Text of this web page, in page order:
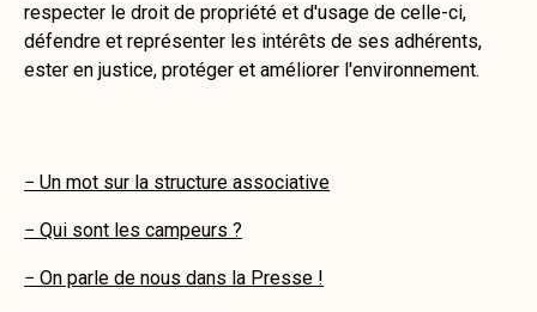
respecter le droit de propriété et d'usage de celle-ci,
défendre et représenter les intérêts de ses adhérents,
ester en justice, protéger et améliorer l'environnement.
− Un mot sur la structure associative
− Qui sont les campeurs ?
− On parle de nous dans la Presse !